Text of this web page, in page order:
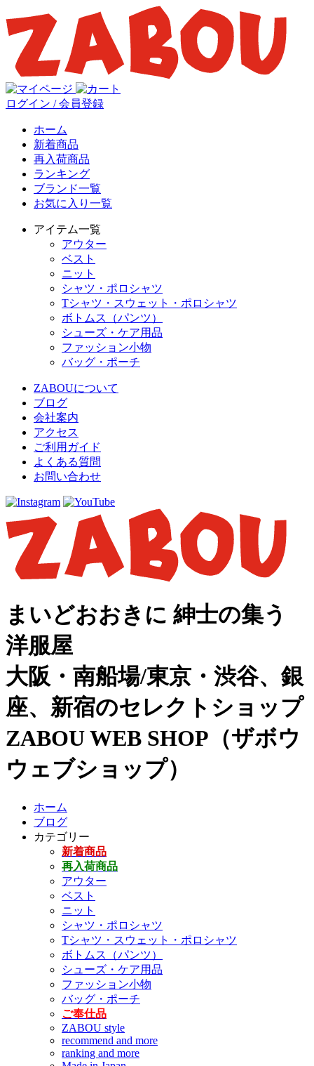
ログイン / 会員登録
ホーム
新着商品
再入荷商品
ランキング
ブランド一覧
お気に入り一覧
アイテム一覧
アウター
ベスト
ニット
シャツ・ポロシャツ
Tシャツ・スウェット・ポロシャツ
ボトムス（パンツ）
シューズ・ケア用品
ファッション小物
バッグ・ポーチ
ZABOUについて
ブログ
会社案内
アクセス
ご利用ガイド
よくある質問
お問い合わせ
まいどおおきに 紳士の集う
洋服屋
大阪・南船場/東京・渋谷、銀
座、新宿のセレクトショップ
ZABOU WEB SHOP（ザボウ
ウェブショップ）
ホーム
ブログ
カテゴリー
新着商品
再入荷商品
アウター
ベスト
ニット
シャツ・ポロシャツ
Tシャツ・スウェット・ポロシャツ
ボトムス（パンツ）
シューズ・ケア用品
ファッション小物
バッグ・ポーチ
ご奉仕品
ZABOU style
recommend and more
ranking and more